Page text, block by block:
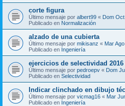
corte figura
Último mensaje por albert99 « Dom
Publicado en Normalización
alzado de una cubierta
Último mensaje por mikisanz « Mar
Publicado en Ingeniería
ejercicios de selectividad
Último mensaje por pedroepv « Dom
Publicado en Selectividad
Indicar clinchado en dibujo
Último mensaje por vicmag16 « Mar
Publicado en Ingeniería